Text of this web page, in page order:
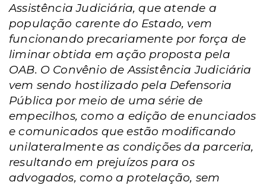
Assistência Judiciária, que atende a
população carente do Estado, vem
funcionando precariamente por força de
liminar obtida em ação proposta pela
OAB. O Convênio de Assistência Judiciária
vem sendo hostilizado pela Defensoria
Pública por meio de uma série de
empecilhos, como a edição de enunciados
e comunicados que estão modificando
unilateralmente as condições da parceria,
resultando em prejuízos para os
advogados, como a protelação, sem